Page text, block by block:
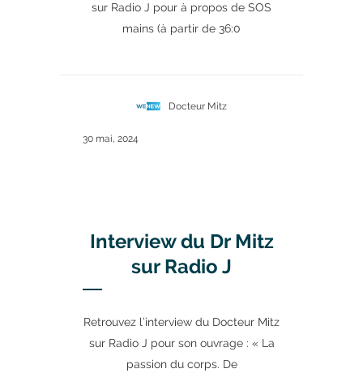
sur Radio J pour à propos de SOS
mains (à partir de 36:0
Docteur Mitz
30 mai, 2024
Interview du Dr Mitz
sur Radio J
Retrouvez l’interview du Docteur Mitz
sur Radio J pour son ouvrage : « La
passion du corps. De